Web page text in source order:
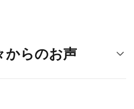
からのお声